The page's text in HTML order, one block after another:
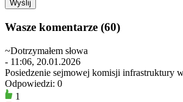
Wasze komentarze (60)
~Dotrzymałem słowa
- 11:06, 20.01.2026
Posiedzenie sejmowej komisji infrastruktury
Odpowiedzi: 0
1